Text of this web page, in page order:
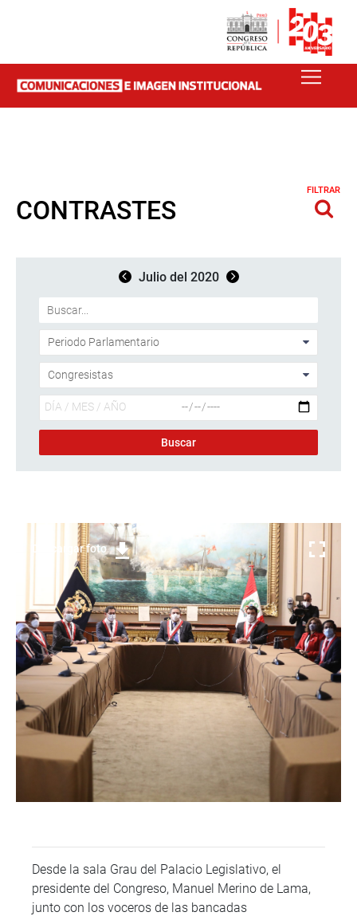
CONTRASTES
FILTRAR
Julio del 2020
Descargar foto
Desde la sala Grau del Palacio Legislativo, el
presidente del Congreso, Manuel Merino de Lama,
junto con los voceros de las bancadas